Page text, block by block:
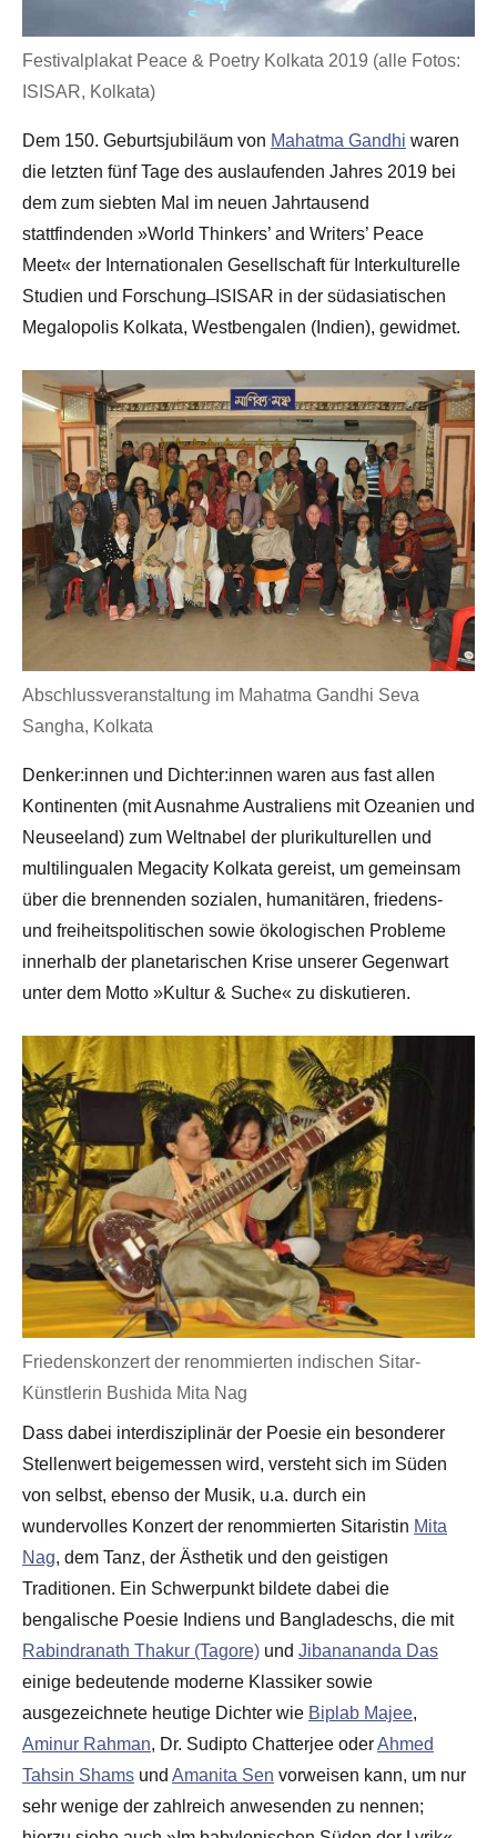
Festivalplakat Peace & Poetry Kolkata 2019 (alle Fotos:
ISISAR, Kolkata)
Dem 150. Geburtsjubiläum von Mahatma Gandhi waren
die letzten fünf Tage des auslaufenden Jahres 2019 bei
dem zum siebten Mal im neuen Jahrtausend
stattfindenden »World Thinkers’ and Writers’ Peace
Meet« der Internationalen Gesellschaft für Interkulturelle
Studien und Forschung ̶ ISISAR in der südasiatischen
Megalopolis Kolkata, Westbengalen (Indien), gewidmet.
Abschlussveranstaltung im Mahatma Gandhi Seva
Sangha, Kolkata
Denker:innen und Dichter:innen waren aus fast allen
Kontinenten (mit Ausnahme Australiens mit Ozeanien und
Neuseeland) zum Weltnabel der plurikulturellen und
multilingualen Megacity Kolkata gereist, um gemeinsam
über die brennenden sozialen, humanitären, friedens-
und freiheitspolitischen sowie ökologischen Probleme
innerhalb der planetarischen Krise unserer Gegenwart
unter dem Motto »Kultur & Suche« zu diskutieren.
Friedenskonzert der renommierten indischen Sitar-
Künstlerin Bushida Mita Nag
Dass dabei interdisziplinär der Poesie ein besonderer
Stellenwert beigemessen wird, versteht sich im Süden
von selbst, ebenso der Musik, u.a. durch ein
wundervolles Konzert der renommierten Sitaristin Mita
Nag, dem Tanz, der Ästhetik und den geistigen
Traditionen. Ein Schwerpunkt bildete dabei die
bengalische Poesie Indiens und Bangladeschs, die mit
Rabindranath Thakur (Tagore) und Jibanananda Das
einige bedeutende moderne Klassiker sowie
ausgezeichnete heutige Dichter wie Biplab Majee,
Aminur Rahman, Dr. Sudipto Chatterjee oderAhmed
Tahsin Shams und Amanita Sen vorweisen kann, um nur
sehr wenige der zahlreich anwesenden zu nennen;